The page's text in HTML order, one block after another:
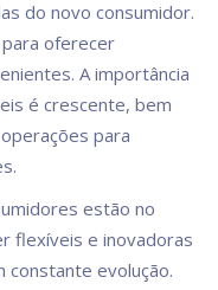
do novo consumidor.
oferecer
A importância
é crescente, bem
para
estão no
flexíveis e inovadoras
constante evolução.